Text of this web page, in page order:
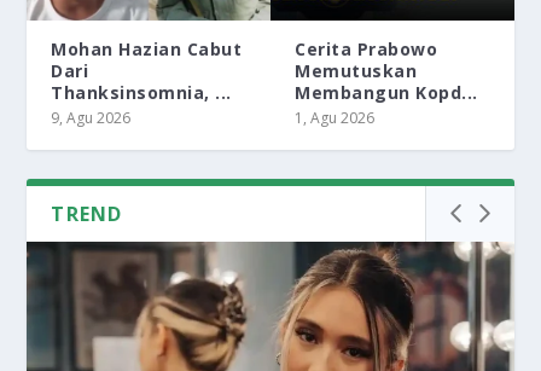
Mohan Hazian Cabut
Dari
Thanksinsomnia, ...
9, Agu 2026
Cerita Prabowo
Memutuskan
Membangun Kopd...
1, Agu 2026
TREND